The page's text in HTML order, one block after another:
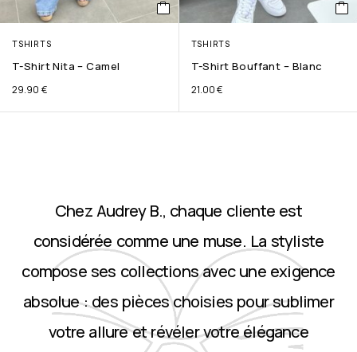
TSHIRTS
T-Shirt Nita – Camel
29.90 €
TSHIRTS
T-Shirt Bouffant – Blanc
21.00€
Chez Audrey B., chaque cliente est
considérée comme une muse. La styliste
compose ses collections avec une exigence
absolue : des pièces choisies pour sublimer
votre allure et révéler votre élégance